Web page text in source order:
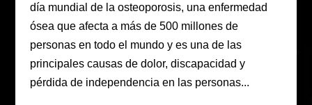
día mundial de la osteoporosis, una enfermedad
ósea que afecta a más de 500 millones de
personas en todo el mundo y es una de las
principales causas de dolor, discapacidad y
pérdida de independencia en las personas...